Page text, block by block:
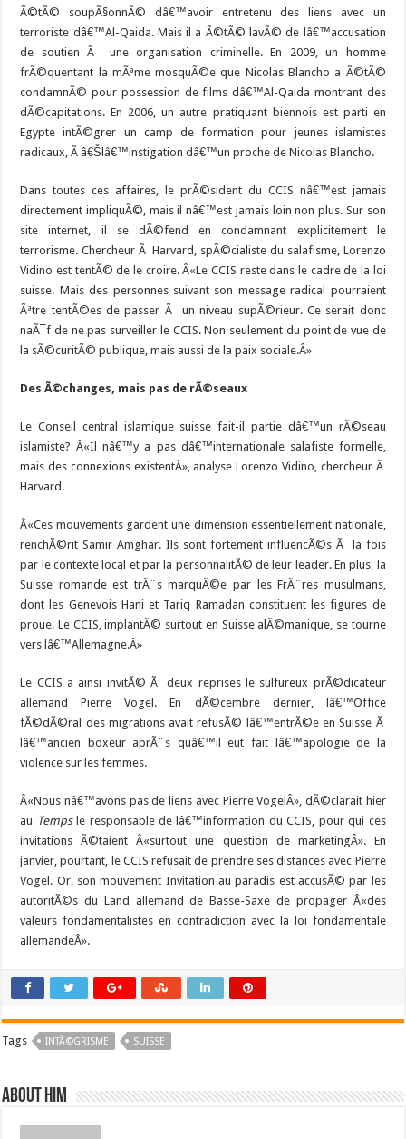
Ã©tÃ© soupÃ§onnÃ© dâ€™avoir entretenu des liens avec un
terroriste dâ€™Al-Qaida. Mais il a Ã©tÃ© lavÃ© de lâ€™accusation
de soutien Ã une organisation criminelle. En 2009, un homme
frÃ©quentant la mÃªme mosquÃ©e que Nicolas Blancho a Ã©tÃ©
condamnÃ© pour possession de films dâ€™Al-Qaida montrant des
dÃ©capitations. En 2006, un autre pratiquant biennois est parti en
Egypte intÃ©grer un camp de formation pour jeunes islamistes
radicaux, Ã â€Šlâ€™instigation dâ€™un proche de Nicolas Blancho.
Dans toutes ces affaires, le prÃ©sident du CCIS nâ€™est jamais
directement impliquÃ©, mais il nâ€™est jamais loin non plus. Sur son
site internet, il se dÃ©fend en condamnant explicitement le
terrorisme. Chercheur Ã Harvard, spÃ©cialiste du salafisme, Lorenzo
Vidino est tentÃ© de le croire. Â«Le CCIS reste dans le cadre de la loi
suisse. Mais des personnes suivant son message radical pourraient
Ãªtre tentÃ©es de passer Ã un niveau supÃ©rieur. Ce serait donc
naÃ¯f de ne pas surveiller le CCIS. Non seulement du point de vue de
la sÃ©curitÃ© publique, mais aussi de la paix sociale.Â»
Des Ã©changes, mais pas de rÃ©seaux
Le Conseil central islamique suisse fait-il partie dâ€™un rÃ©seau
islamiste? Â«Il nâ€™y a pas dâ€™internationale salafiste formelle,
mais des connexions existentÂ», analyse Lorenzo Vidino, chercheur Ã
Harvard.
Â«Ces mouvements gardent une dimension essentiellement nationale,
renchÃ©rit Samir Amghar. Ils sont fortement influencÃ©s Ã la fois
par le contexte local et par la personnalitÃ© de leur leader. En plus, la
Suisse romande est trÃ¨s marquÃ©e par les FrÃ¨res musulmans,
dont les Genevois Hani et Tariq Ramadan constituent les figures de
proue. Le CCIS, implantÃ© surtout en Suisse alÃ©manique, se tourne
vers lâ€™Allemagne.Â»
Le CCIS a ainsi invitÃ© Ã deux reprises le sulfureux prÃ©dicateur
allemand Pierre Vogel. En dÃ©cembre dernier, lâ€™Office
fÃ©dÃ©ral des migrations avait refusÃ© lâ€™entrÃ©e en Suisse Ã
lâ€™ancien boxeur aprÃ¨s quâ€™il eut fait lâ€™apologie de la
violence sur les femmes.
Â«Nous nâ€™avons pas de liens avec Pierre VogelÂ», dÃ©clarait hier
au Temps le responsable de lâ€™information du CCIS, pour qui ces
invitations Ã©taient Â«surtout une question de marketingÂ». En
janvier, pourtant, le CCIS refusait de prendre ses distances avec Pierre
Vogel. Or, son mouvement Invitation au paradis est accusÃ© par les
autoritÃ©s du Land allemand de Basse-Saxe de propager Â«des
valeurs fondamentalistes en contradiction avec la loi fondamentale
allemandeÂ».
Tags INTÃ©GRISME SUISSE
About him